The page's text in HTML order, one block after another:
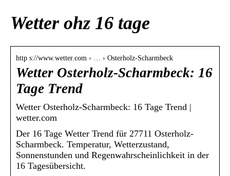
Wetter ohz 16 tage
http s://www.wetter.com › … › Osterholz-Scharmbeck
Wetter Osterholz-Scharmbeck: 16
Tage Trend
Wetter Osterholz-Scharmbeck: 16 Tage Trend |
wetter.com
Der 16 Tage Wetter Trend für 27711 Osterholz-
Scharmbeck. Temperatur, Wetterzustand,
Sonnenstunden und Regenwahrscheinlichkeit in der
16 Tagesübersicht.